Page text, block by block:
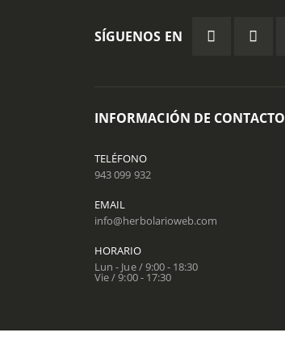
SÍGUENOS EN
INFORMACIÓN DE CONTACTO
TELÉFONO
943 099 932
EMAIL
info@herbolarioweb.com
HORARIO
Lun - Jue / 9:00 - 18:30
Vie / 9:00 - 17:30